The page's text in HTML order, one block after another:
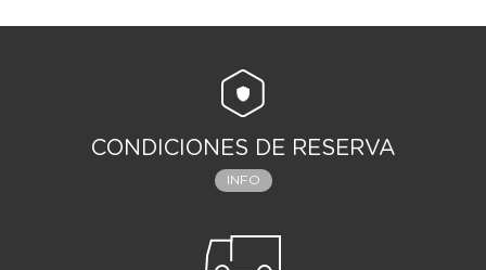
CONDICIONES DE RESERVA
INFO